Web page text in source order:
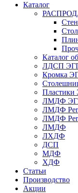
Каталог
Каталог
ЛДСП
Кромка
ЛМДФ
ЛМДФ
ЛМДФ
ЛМДФ
ЛХДФ
ДСП
МДФ
ХДФ
Статьи
Производство
Акции